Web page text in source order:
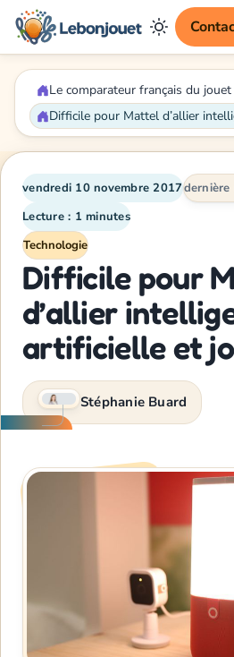
Le comparateur français du
vendredi 10 novembre 2017dernière
Lecture : 1 minutes
Technologie
Difficile pour
d’allier
artificielle et
Stéphanie Buard